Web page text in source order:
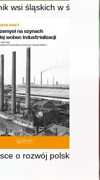
w kontekście
wsi śląskich w
w odbudowie
o rozwój polskiego